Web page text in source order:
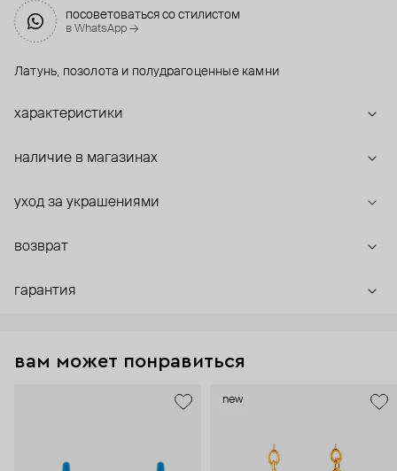
посоветоваться со стилистом
в WhatsApp →
Латунь, позолота и полудрагоценные камни
характеристики
наличие в магазинах
уход за украшениями
возврат
гарантия
вам может понравиться
new